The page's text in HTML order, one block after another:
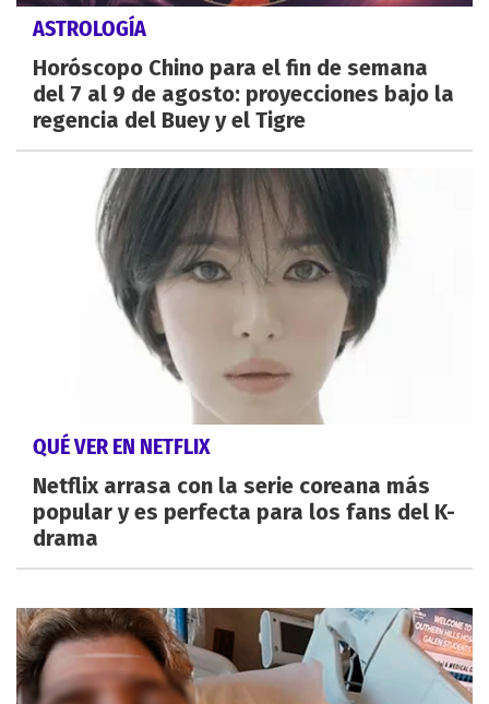
ASTROLOGÍA
Horóscopo Chino para el fin de semana
del 7 al 9 de agosto: proyecciones bajo la
regencia del Buey y el Tigre
QUÉ VER EN NETFLIX
Netflix arrasa con la serie coreana más
popular y es perfecta para los fans del K-
drama